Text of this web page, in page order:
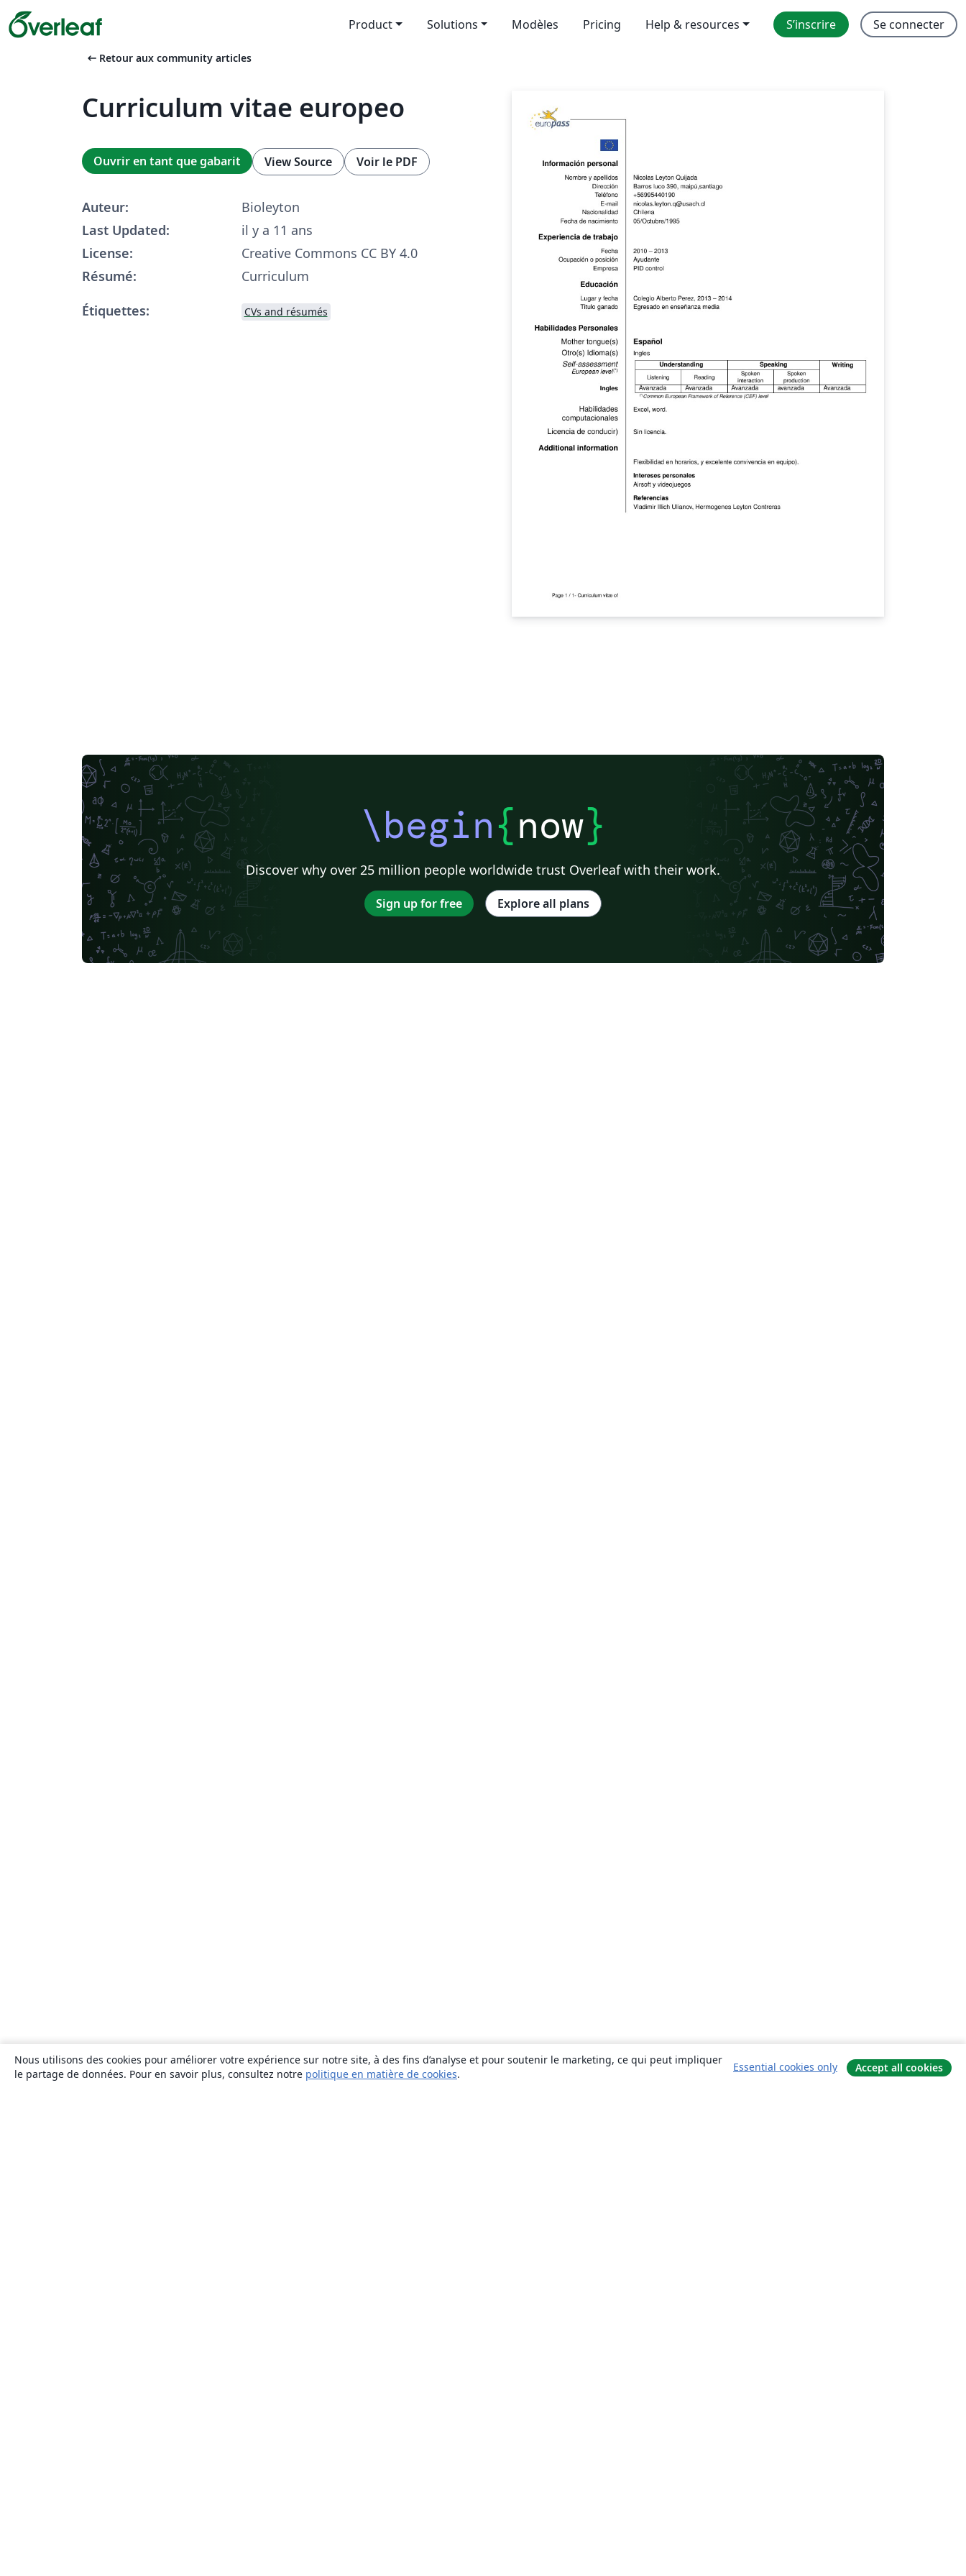
Product Solutions Modèles Pricing Help & resources S’inscrire Se connecter
arrow_left_alt Retour aux community articles
Curriculum vitae europeo
Ouvrir en tant que gabarit View Source Voir le PDF
Auteur:
Bioleyton
Last Updated:
il y a 11 ans
License:
Creative Commons CC BY 4.0
Résumé:
Curriculum
Étiquettes:
CVs and résumés
\begin{now}
Discover why over 25 million people worldwide trust Overleaf with their work.
Sign up for free Explore all plans
Nous utilisons des cookies pour améliorer votre expérience sur notre site, à des fins d’analyse et pour soutenir le marketing, ce qui peut impliquer
le partage de données. Pour en savoir plus, consultez notre politique en matière de cookies.
Essential cookies only Accept all cookies